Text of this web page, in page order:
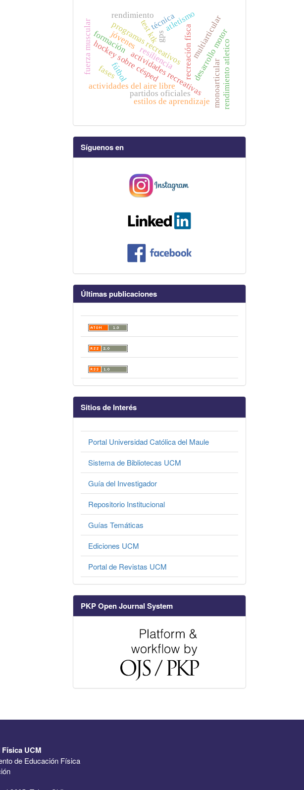
actividades recreativas
resiliencia
programas recreativosrecreación físca
actividades del aire libre
desarrollo motor
test ktk multiarticular
monoarticular
estilos de aprendizaje
gps
hockey sobre césped
partidos oficiales
fútbol
jóvenes
fuerza muscular rendimiento atletico
atletismo
formación
rendimiento
fases
técnica
Síguenos en
Últimas publicaciones
Sitios de Interés
Portal Universidad Católica del Maule
Sistema de Bibliotecas UCM
Guía del Investigador
Repositorio Institucional
Guías Temáticas
Ediciones UCM
Portal de Revistas UCM
PKP Open Journal System
UCM
de Educación Física